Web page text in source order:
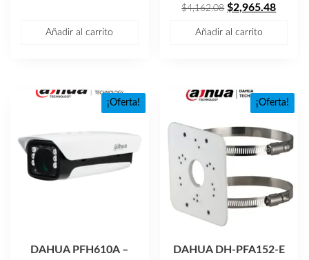
Añadir al carrito
$4,162.08 El
$2,965.48El
Añadir al carrito
¡Oferta!
DAHUA PFH610A –
¡Oferta!
DAHUA DH-PFA152-E